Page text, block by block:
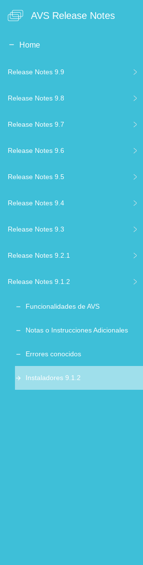
AVS Release Notes
Home
Release Notes 9.9
Release Notes 9.8
Release Notes 9.7
Release Notes 9.6
Release Notes 9.5
Release Notes 9.4
Release Notes 9.3
Release Notes 9.2.1
Release Notes 9.1.2
Funcionalidades de AVS
Notas o Instrucciones Adicionales
Errores conocidos
Instaladores 9.1.2